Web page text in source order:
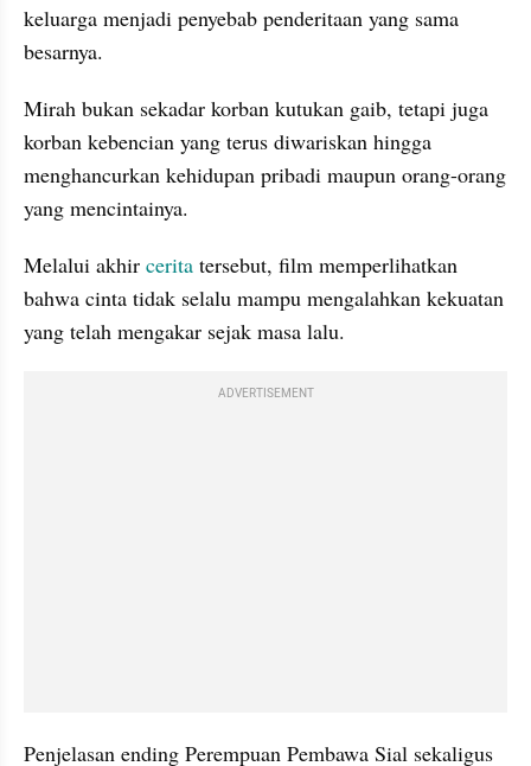
keluarga menjadi penyebab penderitaan yang sama
besarnya.
Mirah bukan sekadar korban kutukan gaib, tetapi juga
korban kebencian yang terus diwariskan hingga
menghancurkan kehidupan pribadi maupun orang-orang
yang mencintainya.
Melalui akhir cerita tersebut, film memperlihatkan
bahwa cinta tidak selalu mampu mengalahkan kekuatan
yang telah mengakar sejak masa lalu.
ADVERTISEMENT
Penjelasan ending Perempuan Pembawa Sial sekaligus